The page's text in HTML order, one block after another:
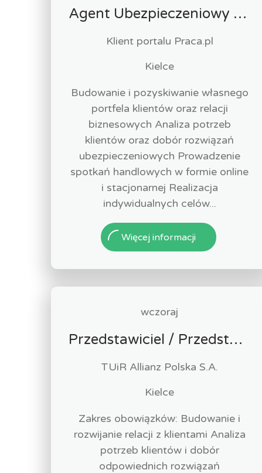
Agent Ubezpieczeniowy / Agentka Ubezpieczeniowa
Klient portalu Praca.pl
Kielce
Budowanie i pozyskiwanie własnego
portfela klientów oraz relacji
biznesowych Analiza potrzeb
klientów oraz dobór rozwiązań
ubezpieczeniowych Prowadzenie
spotkań handlowych w formie online
i stacjonarnej Realizacja
indywidualnych celów...
Więcej informacji
wczoraj
Przedstawiciel / Przedstawicielka ds. sprzedaży ubezpieczeń majątkowych
TUiR Allianz Polska S.A.
Kielce
Zakres obowiązków: Budowanie i
rozwijanie relacji z klientami Analiza
potrzeb klientów i dobór
odpowiednich rozwiązań